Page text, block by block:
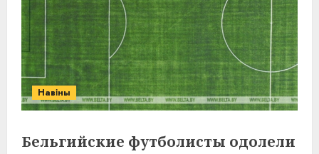
Навіны
Бельгийские футболисты одолели